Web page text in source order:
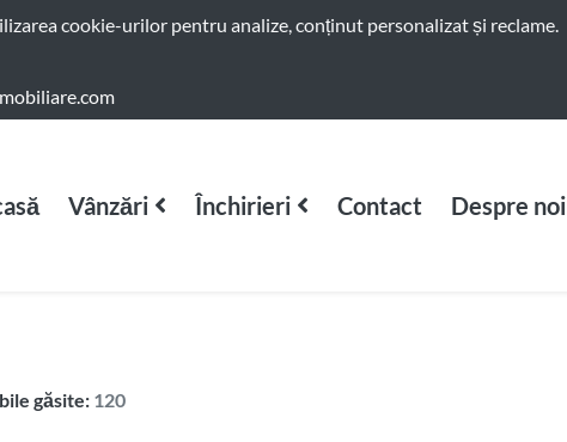
cookie-urilor pentru analize, conținut personalizat și reclame.
Vânzări Închirieri Contact Despre noi
găsite: 120